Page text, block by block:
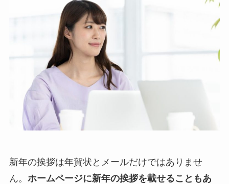
新年の挨拶は年賀状とメールだけではありませ
ん。 ホームページに新年の挨拶を載せることもあ